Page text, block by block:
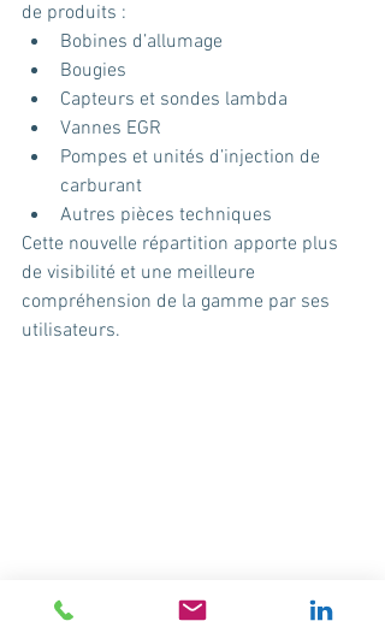
de produits :
Bobines d’allumage
Bougies
Capteurs et sondes lambda
Vannes EGR
Pompes et unités d’injection de
carburant
Autres pièces techniques
Cette nouvelle répartition apporte plus
de visibilité et une meilleure
compréhension de la gamme par ses
utilisateurs.